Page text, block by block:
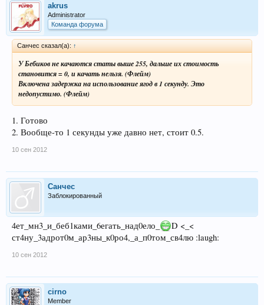
akrus
Administrator
Команда форума
Санчес сказал(а): ↑
У Бебиков не качаются статы выше 255, дальше их стоимость
становится = 0, и качать нельзя. (Флейм)
Включена задержка на использование ягод в 1 секунду. Это
недопустимо. (Флейм)
1. Готово
2. Вообще-то 1 секунды уже давно нет, стоит 0.5.
10 сен 2012
Санчес
Заблокированный
4ет_мн3_и_беб1ками_6егать_над0ело_
D <_<
ст4ну_3адрот0м_ар3ны_к0ро4,_а_п0том_св4лю :laugh:
10 сен 2012
cirno
Member